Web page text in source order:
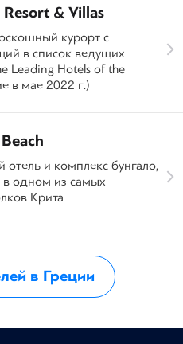
& Villas
курорт с
в список ведущих
Leading Hotels of the
в мае 2022 г.)
и комплекс бунгало,
одном из самых
Крита
в Греции